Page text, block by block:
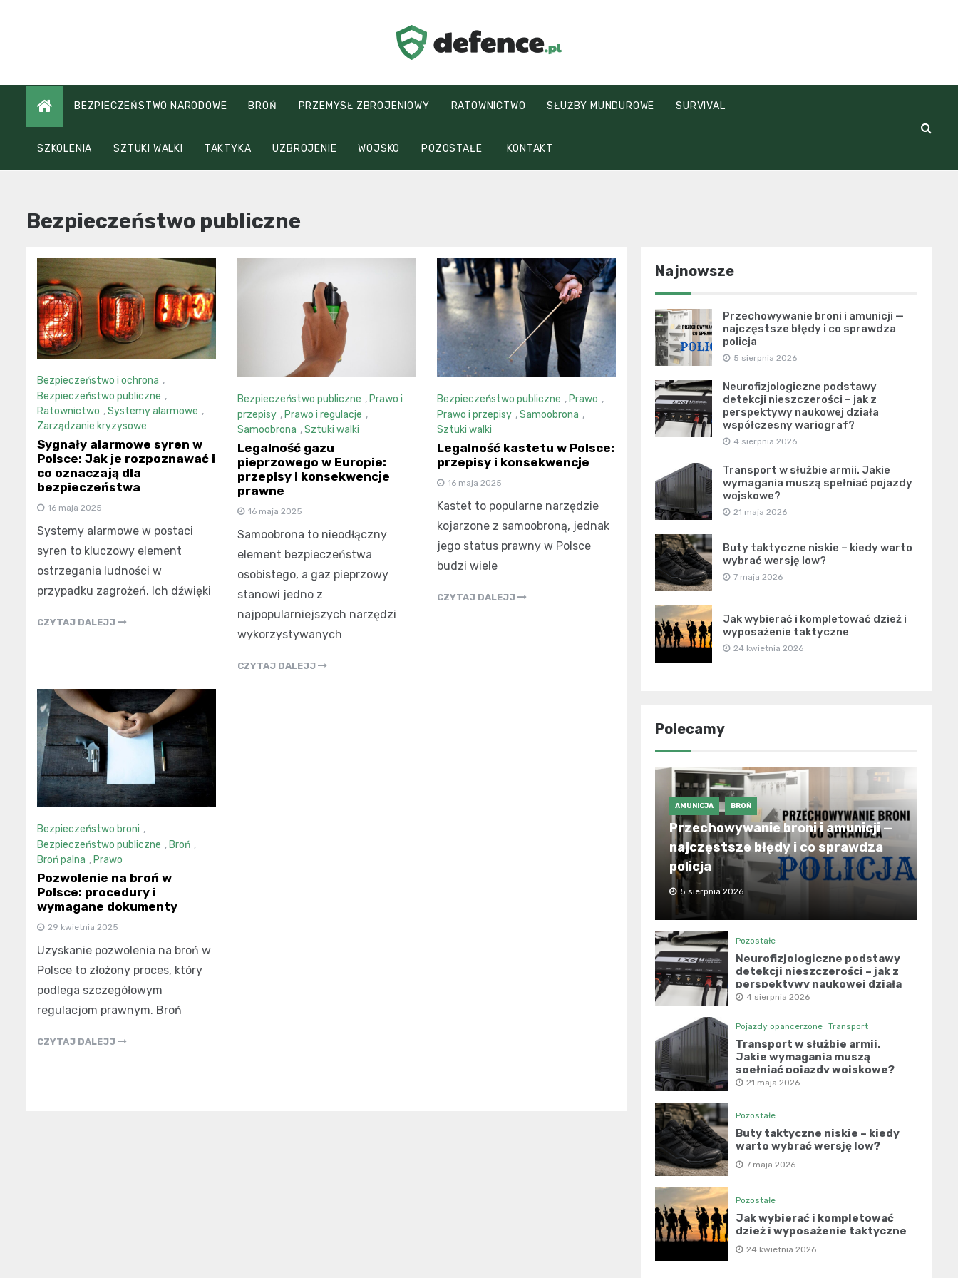
defence.pl
BEZPIECZEŃSTWO NARODOWE BROŃ PRZEMYSŁ ZBROJENIOWY RATOWNICTWO SŁUŻBY MUNDUROWE SURVIVAL
SZKOLENIA SZTUKI WALKI TAKTYKA UZBROJENIE WOJSKO POZOSTAŁE KONTAKT
Bezpieczeństwo publiczne
Bezpieczeństwo i ochrona ,
Bezpieczeństwo publiczne ,
Ratownictwo ,Systemy alarmowe ,
Zarządzanie kryzysowe
Sygnały alarmowe syren w
Polsce: Jak je rozpoznawać i
co oznaczają dla
bezpieczeństwa
16 maja 2025
Systemy alarmowe w postaci
syren to kluczowy element
ostrzegania ludności w
przypadku zagrożeń. Ich dźwięki
CZYTAJ DALEJJ
Bezpieczeństwo publiczne , Prawo i
przepisy , Prawo i regulacje ,
Samoobrona ,Sztuki walki
Legalność gazu
pieprzowego w Europie:
przepisy i konsekwencje
prawne
16 maja 2025
Samoobrona to nieodłączny
element bezpieczeństwa
osobistego, a gaz pieprzowy
stanowi jedno z
najpopularniejszych narzędzi
wykorzystywanych
CZYTAJ DALEJJ
Bezpieczeństwo publiczne , Prawo ,
Prawo i przepisy ,Samoobrona ,
Sztuki walki
Legalność kastetu w Polsce:
przepisy i konsekwencje
16 maja 2025
Kastet to popularne narzędzie
kojarzone z samoobroną, jednak
jego status prawny w Polsce
budzi wiele
CZYTAJ DALEJJ
Bezpieczeństwo broni ,
Bezpieczeństwo publiczne , Broń ,
Broń palna , Prawo
Pozwolenie na broń w
Polsce: procedury i
wymagane dokumenty
29 kwietnia 2025
Uzyskanie pozwolenia na broń w
Polsce to złożony proces, który
podlega szczegółowym
regulacjom prawnym. Broń
CZYTAJ DALEJJ
Najnowsze
Przechowywanie broni i amunicji —
najczęstsze błędy i co sprawdza
policja
5 sierpnia 2026
Neurofizjologiczne podstawy
detekcji nieszczerości – jak z
perspektywy naukowej działa
współczesny wariograf?
4 sierpnia 2026
Transport w służbie armii. Jakie
wymagania muszą spełniać pojazdy
wojskowe?
21 maja 2026
Buty taktyczne niskie – kiedy warto
wybrać wersję low?
7 maja 2026
Jak wybierać i kompletować dzież i
wyposażenie taktyczne
24 kwietnia 2026
Polecamy
AMUNICJA BROŃ
Przechowywanie broni i amunicji —
najczęstsze błędy i co sprawdza
policja
5 sierpnia 2026
Pozostałe
Neurofizjologiczne podstawy
detekcji nieszczerości – jak z
perspektywy naukowej działa
współczesny wariograf?
4 sierpnia 2026
Pojazdy opancerzone Transport
Transport w służbie armii.
Jakie wymagania muszą
spełniać pojazdy wojskowe?
21 maja 2026
Pozostałe
Buty taktyczne niskie – kiedy
warto wybrać wersję low?
7 maja 2026
Pozostałe
Jak wybierać i kompletować
dzież i wyposażenie taktyczne
24 kwietnia 2026